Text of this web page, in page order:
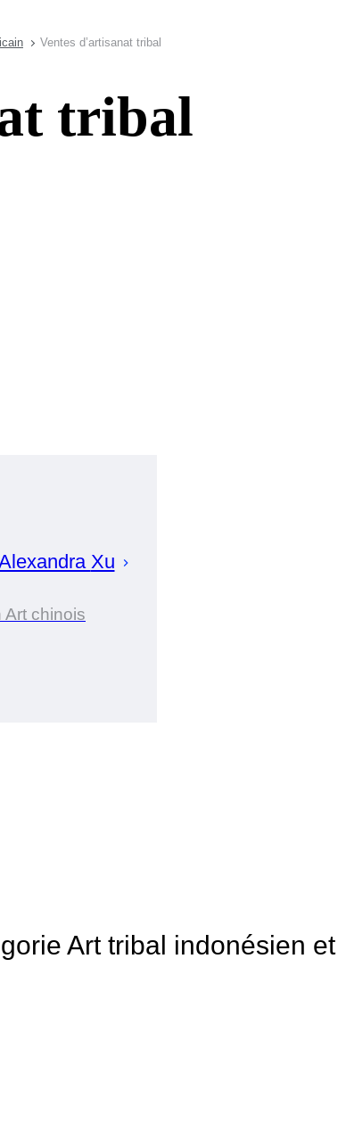
Ventes d’artisanat tribal
tribal
Xu
Art chinois
Art tribal indonésien et